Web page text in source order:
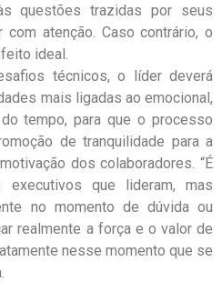
questões trazidas por seus
com atenção. Caso contrário, o
ideal.
técnicos, o líder deverá
mais ligadas ao emocional,
tempo, para que o processo
de tranquilidade para a
dos colaboradores. “É
que lideram, mas
no momento de dúvida ou
realmente a força e o valor de
nesse momento que se